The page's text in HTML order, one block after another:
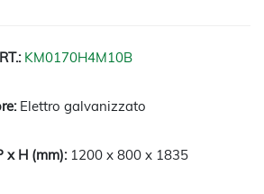
KM0170H4M10B
Elettro galvanizzato
1200 x 800 x 1835